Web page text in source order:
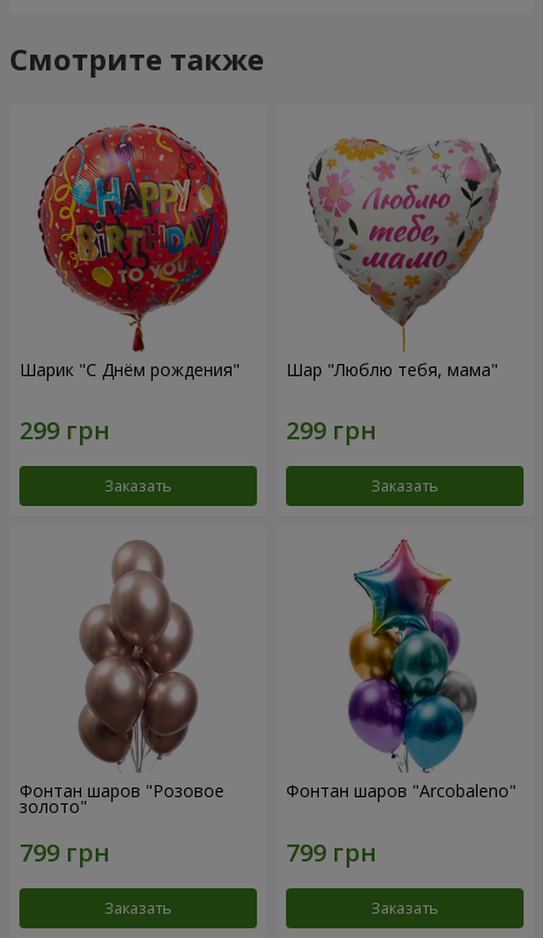
Смотрите также
Шарик "С Днём рождения"
Заказать
Шар "Люблю тебя, мама"
Заказать
Фонтан шаров "Розовое
золото"
Заказать
Фонтан шаров "Arcobaleno"
Заказать